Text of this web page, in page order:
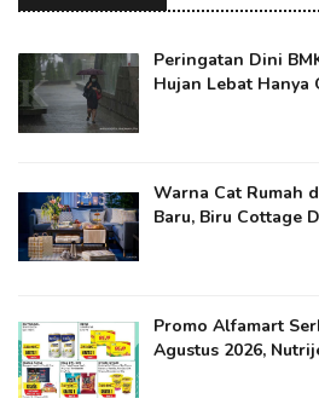
Peringatan Dini
Hujan Lebat Hanya
Warna Cat Rumah
Baru, Biru Cottage
Promo Alfamart
Agustus 2026,